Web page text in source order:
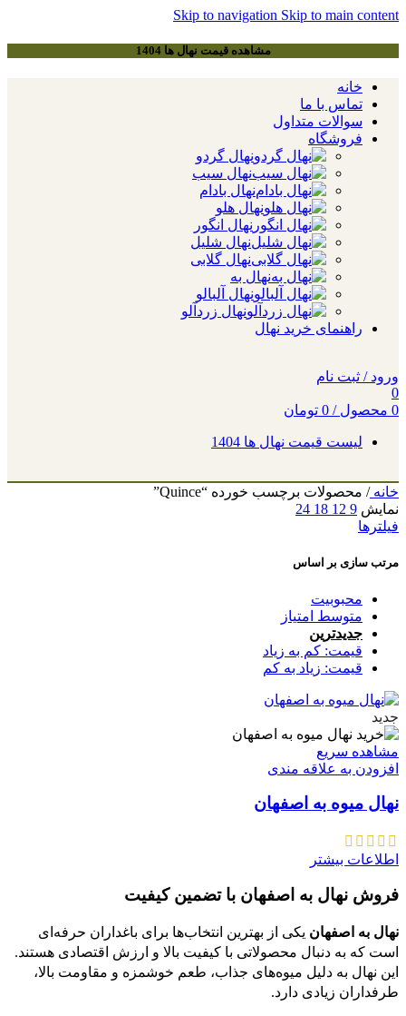
Skip to navigation Skip to main content
مشاهده قیمت نهال ها 1404
خانه
تماس با ما
سوالات متداول
فروشگاه
نهال گردو
نهال سیب
نهال بادام
نهال هلو
نهال انگور
نهال شلیل
نهال گلابی
نهال به
نهال آلبالو
نهال زردآلو
راهنمای خرید نهال
ورود / ثبت نام
0
0 محصول /
0 تومان
لیست قیمت نهال ها 1404
خانه/ محصولات برچسب خورده “Quince”
نمایش 9
12
18
24
فیلترها
مرتب سازی بر اساس
محبوبیت
متوسط امتیاز
جدیدترین
قیمت: کم به زیاد
قیمت: زیاد به کم
جدید
مشاهده سریع
افزودن به علاقه مندی
نهال میوه به اصفهان
اطلاعات بیشتر
فروش نهال به اصفهان با تضمین کیفیت
نهال به اصفهان یکی از بهترین انتخاب‌ها برای باغداران حرفه‌ای
است که به دنبال محصولاتی با کیفیت بالا و ارزش اقتصادی هستند.
این نهال به دلیل میوه‌های جذاب، طعم خوشمزه و مقاومت بالا،
طرفداران زیادی دارد.